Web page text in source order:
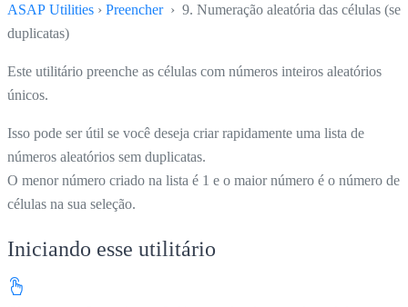
ASAP Utilities › Preencher› 9. Numeração aleatória das células
duplicatas)
Este utilitário preenche as células com números inteiros aleatórios
únicos.
Isso pode ser útil se você deseja criar rapidamente uma lista de
números aleatórios sem duplicatas.
O menor número criado na lista é 1 e o maior número é o número de
células na sua seleção.
Iniciando esse utilitário